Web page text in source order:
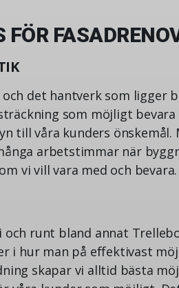
det hantverk som ligger
som möjligt
till våra kunders
arbetstimmar när
vi vill vara med och bevara.
runt bland annat
i hur man på effektivast
skapar vi alltid bästa